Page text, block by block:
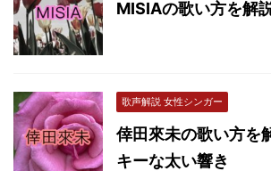
MISIAの歌い方を解
歌声解説 女性シンガー
倖田來未の歌い方を
キーな太い響き